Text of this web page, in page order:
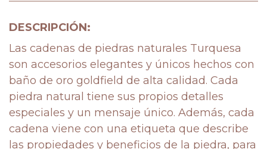
DESCRIPCIÓN:
Las cadenas de piedras naturales Turquesa
son accesorios elegantes y únicos hechos con
baño de oro goldfield de alta calidad. Cada
piedra natural tiene sus propios detalles
especiales y un mensaje único. Además, cada
cadena viene con una etiqueta que describe
las propiedades y beneficios de la piedra, para